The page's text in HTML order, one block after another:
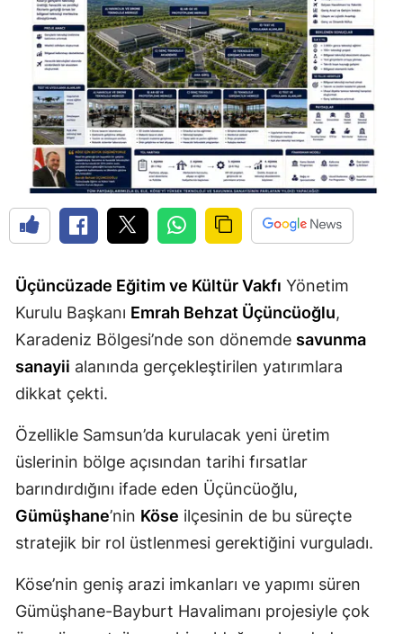
Erzincan
Erzurum
Eskişehir
Gaziantep
Giresun
Gümüşhane
Hakkari
Isparta
Mersin
İstanbul
Kars
Kastamonu
Kayseri
Kırşehir
Üçüncüzade Eğitim ve Kültür Vakfı Yönetim
Kurulu Başkanı Emrah Behzat Üçüncüoğlu,
Karadeniz Bölgesi’nde son dönemde savunma
sanayii alanında gerçekleştirilen yatırımlara
dikkat çekti.
Özellikle Samsun’da kurulacak yeni üretim
üslerinin bölge açısından tarihi fırsatlar
barındırdığını ifade eden Üçüncüoğlu,
Gümüşhane’nin Köse ilçesinin de bu süreçte
stratejik bir rol üstlenmesi gerektiğini vurguladı.
Köse’nin geniş arazi imkanları ve yapımı süren
Gümüşhane-Bayburt Havalimanı projesiyle çok